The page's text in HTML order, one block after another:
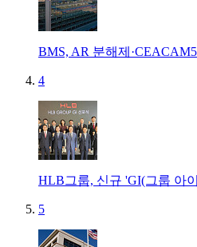
BMS, AR 분해제
4
HLB그룹, 신규 'GI(그룹 아
5